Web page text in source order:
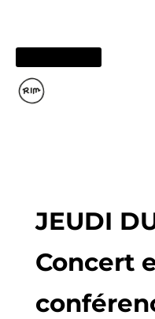
JEUDI
Concert